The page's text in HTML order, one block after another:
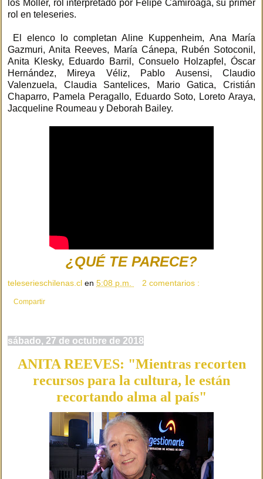
los Möller, rol interpretado por Felipe Camiroaga, su primer
rol en teleseries.
El elenco lo completan Aline Kuppenheim, Ana María
Gazmuri, Anita Reeves, María Cánepa, Rubén Sotoconil,
Anita Klesky, Eduardo Barril, Consuelo Holzapfel, Óscar
Hernández, Mireya Véliz, Pablo Ausensi, Claudio
Valenzuela, Claudia Santelices, Mario Gatica, Cristián
Chaparro, Pamela Peragallo, Eduardo Soto, Loreto Araya,
Jacqueline Roumeau y Deborah Bailey.
¿QUÉ TE PARECE?
teleserieschilenas.cl en 5:08 p.m. 2 comentarios :
Compartir
sábado, 27 de octubre de 2018
ANITA REEVES: "Mientras recorten
recursos para la cultura, le están
recortando alma al país"